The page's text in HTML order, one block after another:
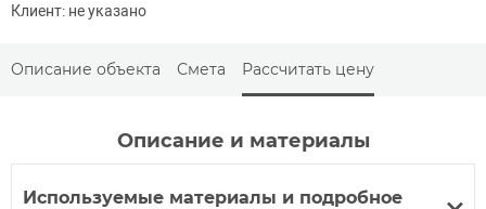
Клиент: не указано
Описание объекта Смета Рассчитать цену
Описание и материалы
Используемые материалы и подробное